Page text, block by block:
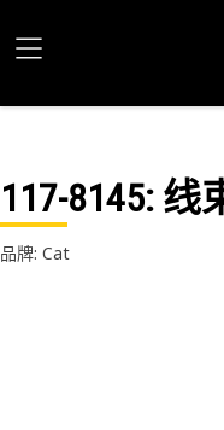
117-8145: 线
品牌: Cat